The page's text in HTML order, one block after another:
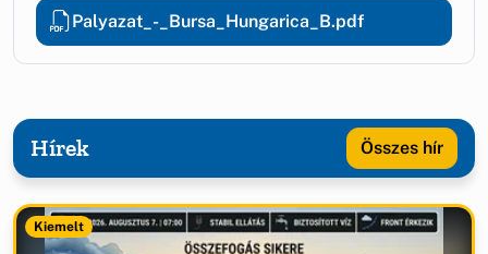
Palyazat_-_Bursa_Hungarica_B.pdf
Hírek Összes hír
Kiemelt